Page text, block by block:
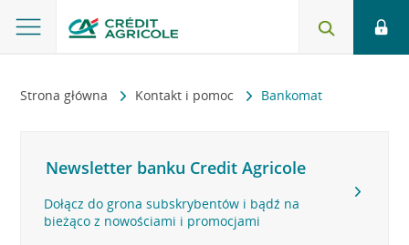
Strona główna Kontakt i pomoc Bankomat
Newsletter banku Credit Agricole
Dołącz do grona subskrybentów i bądź na
bieżąco z nowościami i promocjami